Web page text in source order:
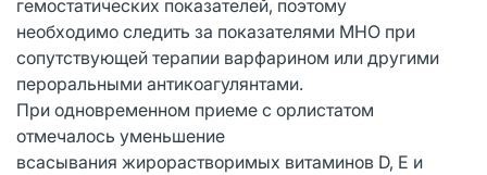
гемостатических показателей, поэтому
необходимо следить за показателями МНO при
сопутствующей терапии варфарином или другими
пероральными антикоагулянтами.
При одновременном приеме с орлистатом
отмечалось уменьшение
всасывания жирорастворимых витаминов D, Е и